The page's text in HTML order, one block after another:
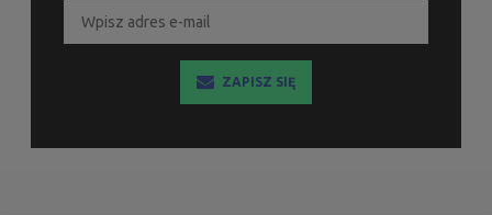
ZAPISZ SIĘ